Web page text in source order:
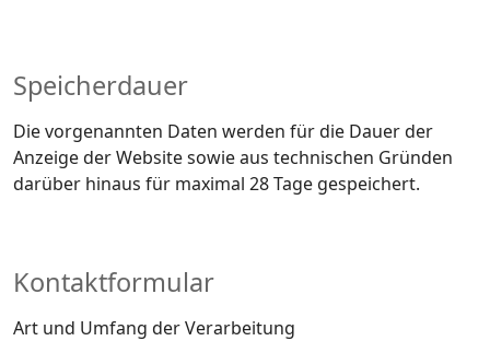
Speicherdauer
Die vorgenannten Daten werden für die Dauer der
Anzeige der Website sowie aus technischen Gründen
darüber hinaus für maximal 28 Tage gespeichert.
Kontaktformular
Art und Umfang der Verarbeitung